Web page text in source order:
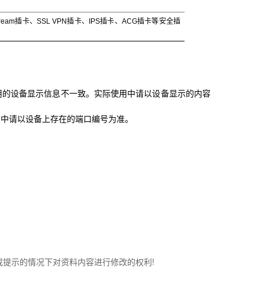
插卡、SSL VPN插卡、IPS插卡、ACG插卡等安全插
设备显示信息不一致。实际使用中请以设备显示的内容
请以设备上存在的端口编号为准。
示的情况下对资料内容进行修改的权利!